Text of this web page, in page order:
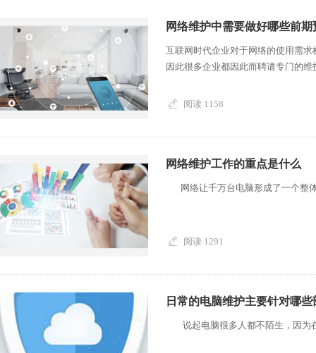
网络维护中需要做好哪些前
互联网时代企业对于网络的使用需
因此很多企业都因此而聘请专门的
阅读 1158
网络维护工作的重点是什么
网络让千万台电脑形成了一个整
阅读 1291
日常的电脑维护主要针对哪些
说起电脑很多人都不陌生，因为